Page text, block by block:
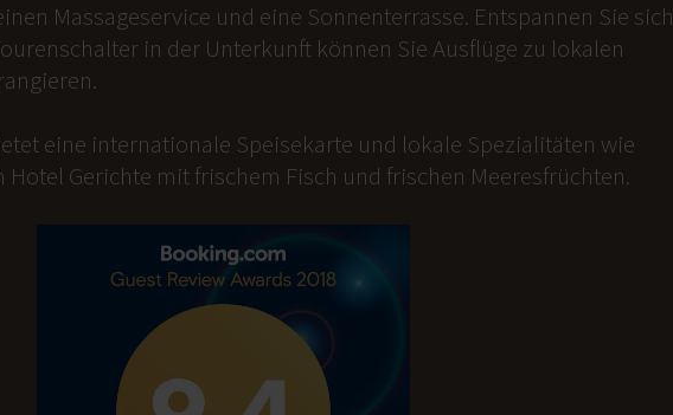
Massageservice und eine Sonnenterrasse. Entspannen Sie sich
in der Unterkunft können Sie Ausflüge zu lokalen
eine internationale Speisekarte und lokale Spezialitäten wie
Hotel Gerichte mit frischem Fisch und frischen Meeresfrüchten.